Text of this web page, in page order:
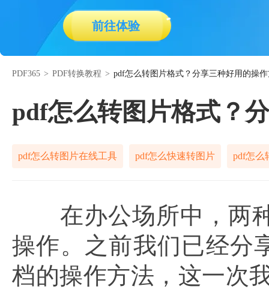
前往体验
PDF365 > PDF转换教程 > pdf怎么转图片格式？分享三种好用的操
pdf怎么转图片格式？
pdf怎么转图片在线工具 pdf怎么快速转图片 pdf怎么
在办公场所中，两种
操作。之前我们已经分
档的操作方法，这一次